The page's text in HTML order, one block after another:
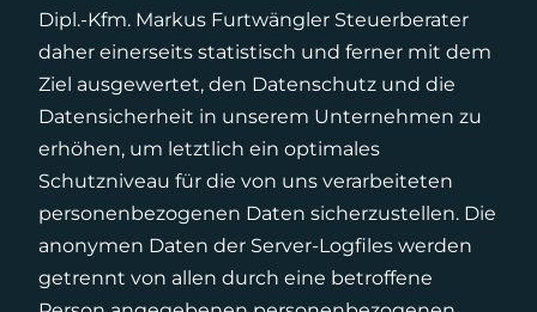
Dipl.-Kfm. Markus Furtwängler Steuerberater
daher einerseits statistisch und ferner mit dem
Ziel ausgewertet, den Datenschutz und die
Datensicherheit in unserem Unternehmen zu
erhöhen, um letztlich ein optimales
Schutzniveau für die von uns verarbeiteten
personenbezogenen Daten sicherzustellen. Die
anonymen Daten der Server-Logfiles werden
getrennt von allen durch eine betroffene